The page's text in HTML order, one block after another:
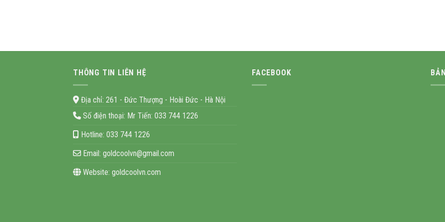
THÔNG TIN LIÊN HỆ
Địa chỉ: 261 - Đức Thượng - Hoài Đức - Hà Nội
Số điện thoại: Mr Tiến: 033 744 1226
Hotline: 033 744 1226
Email: goldcoolvn@gmail.com
Website: goldcoolvn.com
FACEBOOK